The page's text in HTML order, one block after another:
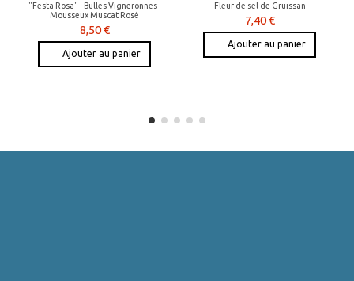
"Festa Rosa" - Bulles Vigneronnes -
Mousseux Muscat Rosé
8,50 €
Ajouter au panier
Fleur de sel de Gruissan
7,40 €
Ajouter au panier